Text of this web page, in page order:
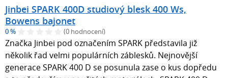
Jinbei SPARK 400D studiový blesk 400 Ws,
Bowens bajonet
0 % (0 hodnocení)
Značka Jinbei pod označením SPARK představila již
několik řad velmi populárních záblesků. Nejnovější
generace SPARK 400 D se posunula zase o kus dopředu